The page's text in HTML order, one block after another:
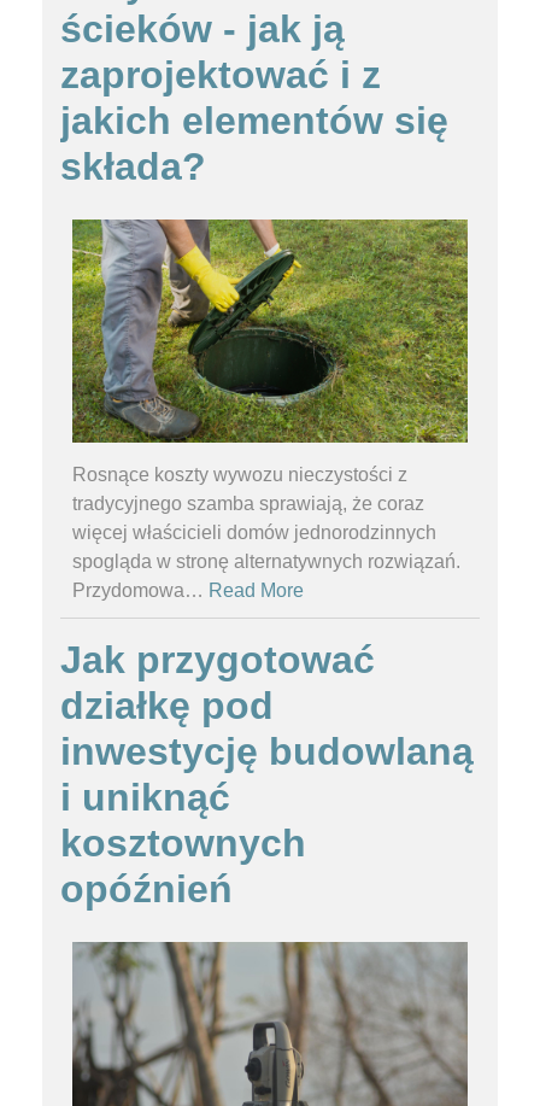
ścieków - jak ją
zaprojektować i z
jakich elementów się
składa?
Rosnące koszty wywozu nieczystości z
tradycyjnego szamba sprawiają, że coraz
więcej właścicieli domów jednorodzinnych
spogląda w stronę alternatywnych rozwiązań.
Przydomowa… Read More
Jak przygotować
działkę pod
inwestycję budowlaną
i uniknąć
kosztownych
opóźnień